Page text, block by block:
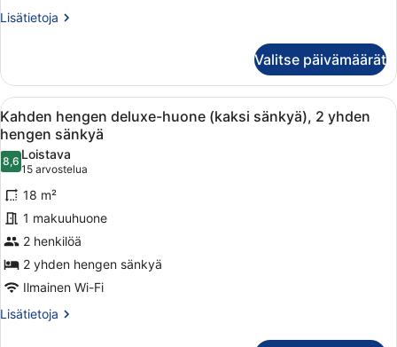
Lisätietoja
Lisätietoja
deluxe-
huone
Valitse päivämäärät
Avaa
kaikki
huonetyypin
Kahden
hengen
deluxe-
huone
(kaksi
sänkyä),
2
yhden
Hotellihuone, jossa on kaksi
6
Kahden hengen deluxe-huone (kaksi sänkyä), 2 yhden
hengen sänkyä
8,68,6 kautta 10
Loistava
15 arvostelua
(15
arvostelua)
18 m²
1 makuuhuone
2 henkilöä
2 yhden hengen sänkyä
Ilmainen Wi-Fi
Lisätietoja
Lisätietoja